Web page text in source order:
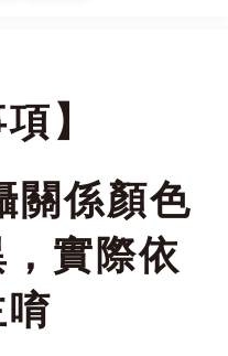
4-
4-
】
關係顏色
實際依